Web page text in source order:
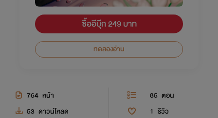
ซื้ออีบุ๊ก 249 บาท
ทดลองอ่าน
764 หน้า 85 ตอน
53 ดาวน์โหลด 1 รีวิว